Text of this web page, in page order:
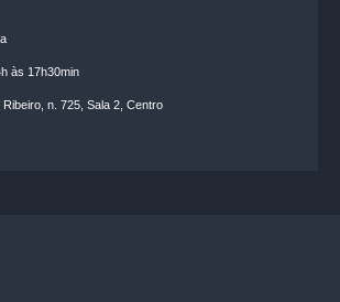
às 17h30min
n. 725, Sala 2, Centro